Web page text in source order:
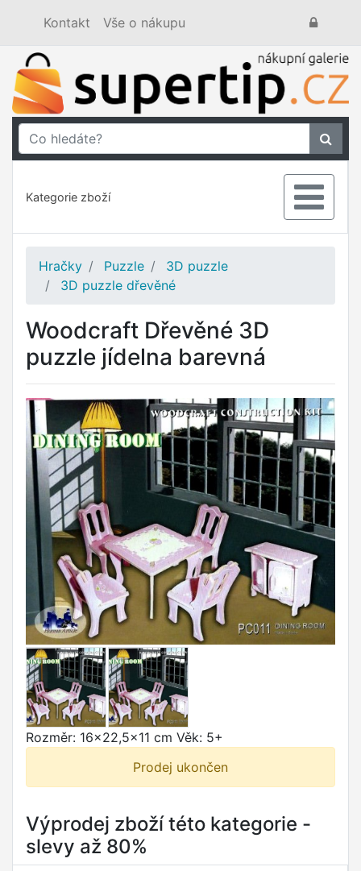
Kontakt Vše o nákupu
Kategorie zboží
Hračky Puzzle
3D puzzle
3D puzzle dřevěné
Woodcraft Dřevěné 3D
puzzle jídelna barevná
Rozměr: 16x22,5x11 cm Věk: 5+
Prodej ukončen
Výprodej zboží této kategorie -
slevy až 80%